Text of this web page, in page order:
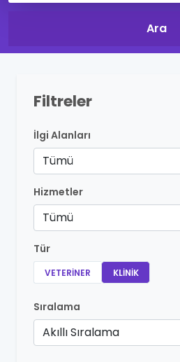
Filtreler
İlgi Alanları
Tümü
Hizmetler
Tümü
Tür
VETERINER KLINIK
Sıralama
Akıllı Sıralama